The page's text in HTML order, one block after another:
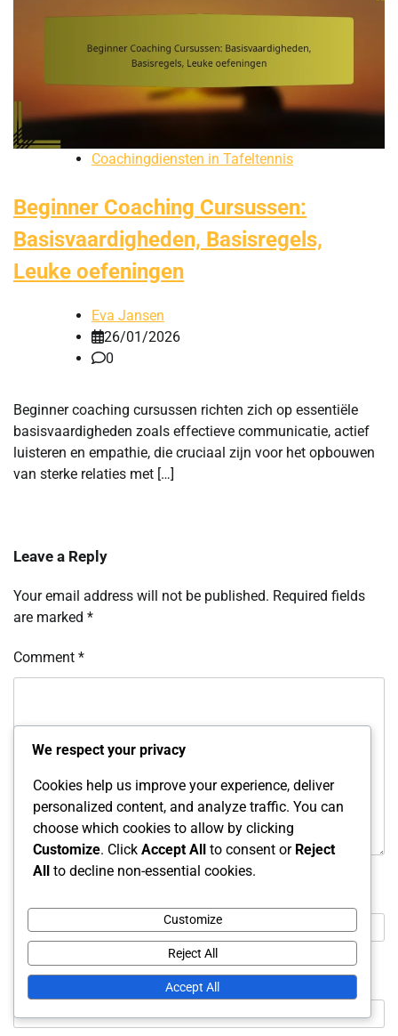
Coachingdiensten in Tafeltennis
Beginner Coaching Cursussen:
Basisvaardigheden, Basisregels,
Leuke oefeningen
Eva Jansen
26/01/2026
0
Beginner coaching cursussen richten zich op essentiële
basisvaardigheden zoals effectieve communicatie, actief
luisteren en empathie, die cruciaal zijn voor het opbouwen
van sterke relaties met […]
Leave a Reply
Your email address will not be published. Required fields
are marked *
Comment *
Email*
We respect your privacy
Cookies help us improve your experience, deliver
personalized content, and analyze traffic. You can
choose which cookies to allow by clicking
Customize. Click Accept All to consent or Reject
All to decline non-essential cookies.
Customize
Reject All
Accept All